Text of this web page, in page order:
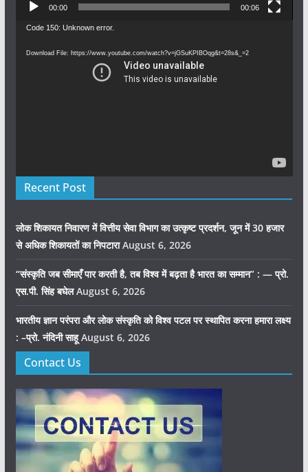
00:00 00:06
Video
Code 150: Unknown error.
Download File: https://www.youtube.com/watch?v=jGSuKPIBOqg&t=28s&_=2
Recent Post
लोक शिकायत निवारण में वित्तीय सेवा विभाग का उत्कृष्ट प्रदर्शन, जून में 30 हजार
से अधिक शिकायतों का निपटारा August 6, 2026
“संस्कृति जब सीमाएँ पार करती है, तब विश्व में बढ़ता है भारत का सम्मान” : — प्रो.
एस.पी. सिंह बघेल August 6, 2026
भारतीय ज्ञान परंपरा और लोक संस्कृति को विश्व पटल पर स्थापित करना हमारा लक्ष्य
: –प्रो. नंदिनी साहू August 6, 2026
Contact Us